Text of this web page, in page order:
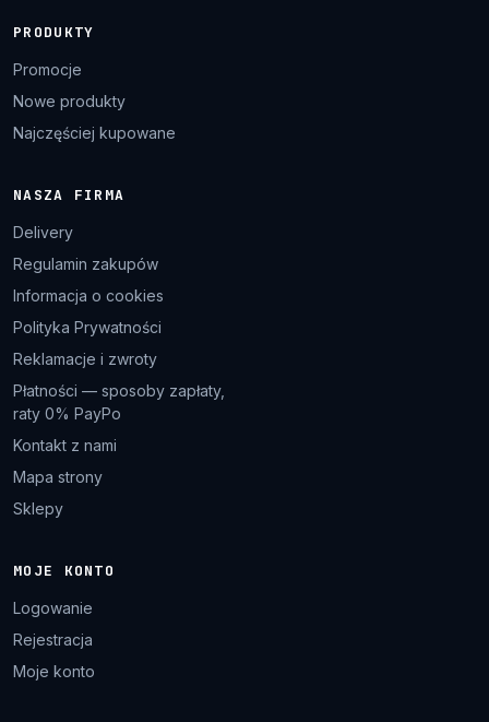
PRODUKTY
Promocje
Nowe produkty
Najczęściej kupowane
NASZA FIRMA
Delivery
Regulamin zakupów
Informacja o cookies
Polityka Prywatności
Reklamacje i zwroty
Płatności — sposoby zapłaty,
raty 0% PayPo
Kontakt z nami
Mapa strony
Sklepy
MOJE KONTO
Logowanie
Rejestracja
Moje konto